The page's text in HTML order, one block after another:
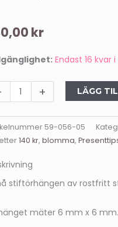
kr
Endast 16 kvar
+ LÄGG
59-056-05
140 kr, blomma,
stiftörhängen av rostfritt
mäter 6 mm x 6 mm.